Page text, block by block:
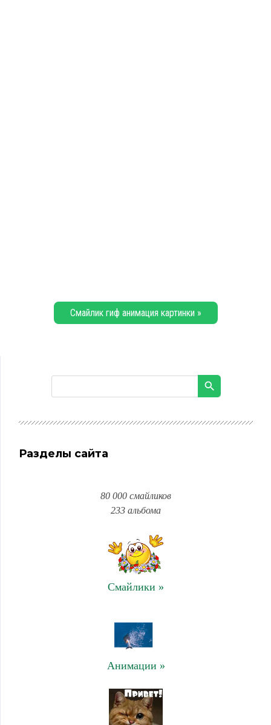
Смайлик гиф анимация картинки »
Разделы сайта
80 000 смайликов
233 альбома
Смайлики »
Анимации »